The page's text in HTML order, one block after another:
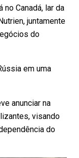
Canadá, lar da
juntamente
do
em uma
anunciar na
visando
do